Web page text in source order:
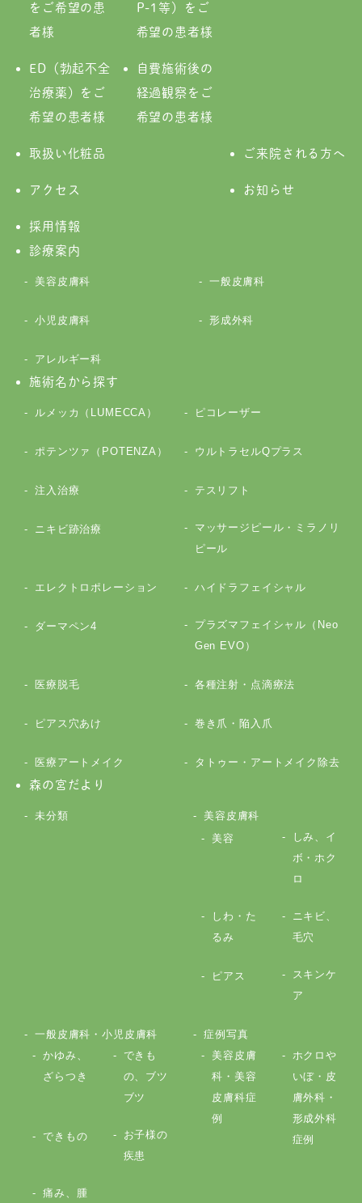
をご希望の患
者様
P-1等）をご
希望の患者様
ED（勃起不全
治療薬）をご
希望の患者様
自費施術後の
経過観察をご
希望の患者様
取扱い化粧品 ご来院される方へ
アクセス お知らせ
採用情報
診療案内
美容皮膚科 一般皮膚科
小児皮膚科 形成外科
アレルギー科
施術名から探す
ルメッカ（LUMECCA） ピコレーザー
ポテンツァ（POTENZA） ウルトラセルQプラス
注入治療 テスリフト
ニキビ跡治療
マッサージピール・ミラノリ
ピール
エレクトロポレーション ハイドラフェイシャル
ダーマペン4
プラズマフェイシャル（Neo
Gen EVO）
医療脱毛 各種注射・点滴療法
ピアス穴あけ 巻き爪・陥入爪
医療アートメイク
タトゥー・アートメイク除去
森の宮だより
未分類
美容皮膚科
美容
しみ、イ
ボ・ホク
ロ
しわ・た
るみ
ニキビ、
毛穴
ピアス
スキンケ
ア
一般皮膚科・小児皮膚科
かゆみ、
ざらつき
できも
の、ブツ
ブツ
できもの
お子様の
疾患
痛み、腫
症例写真
美容皮膚
科・美容
皮膚科症
例
ホクロや
いぼ・皮
膚外科・
形成外科
症例